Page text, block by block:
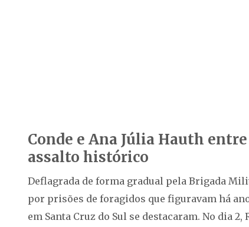
Conde e Ana Júlia Hauth
assalto histórico
Deflagrada de forma gradual pela Brigada
por prisões de foragidos que figuravam há
em Santa Cruz do Sul se destacaram. No dia